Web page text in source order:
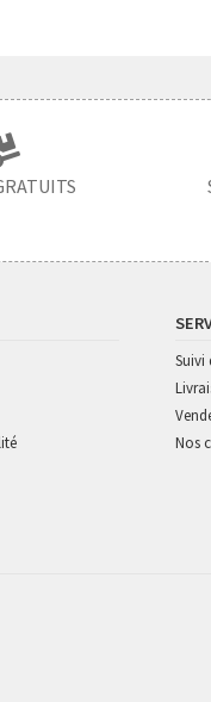
Suivi
Nos